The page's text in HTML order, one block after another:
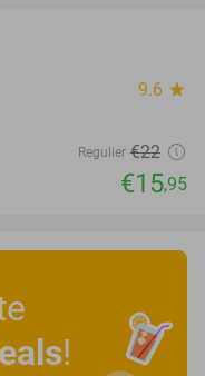
9.6 star
Regulier €22
€15,95
!